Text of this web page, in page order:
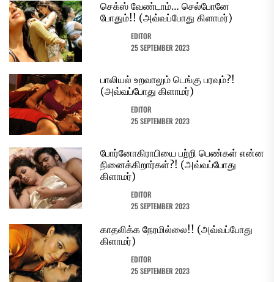
செக்ஸ் வேண்டாம்… செல்போனே
போதும்!! (அவ்வப்போது கிளாமர்)
EDITOR
25 SEPTEMBER 2023
பாலியல் உறவாலும் டெங்கு பரவும்?!
(அவ்வப்போது கிளாமர்)
EDITOR
25 SEPTEMBER 2023
போர்னோகிராபியை பற்றி பெண்கள் என்ன
நினைக்கிறார்கள்?! (அவ்வப்போது
கிளாமர்)
EDITOR
25 SEPTEMBER 2023
காதலிக்க நேரமில்லை!! (அவ்வப்போது
கிளாமர்)
EDITOR
25 SEPTEMBER 2023